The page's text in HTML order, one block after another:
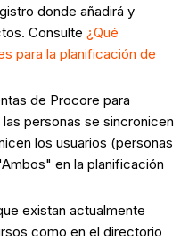
donde añadirá y
Consulte ¿Qué
para la planificación de
de Procore para
personas se sincronicen
los usuarios (personas
en la planificación
existan actualmente
como en el directorio